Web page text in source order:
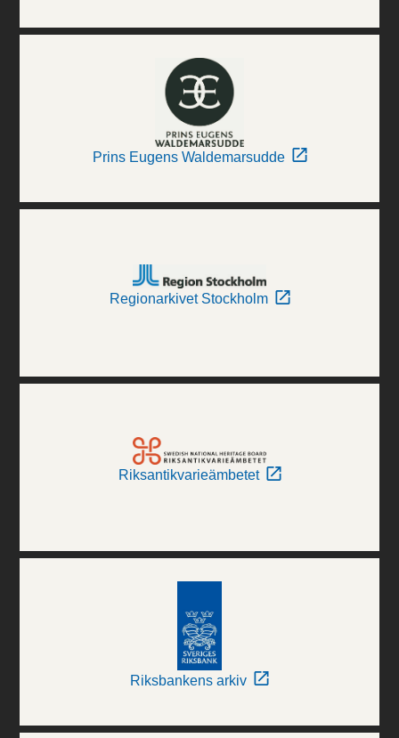
Prins Eugens Waldemarsudde
Regionarkivet Stockholm
Riksantikvarieämbetet
Riksbankens arkiv